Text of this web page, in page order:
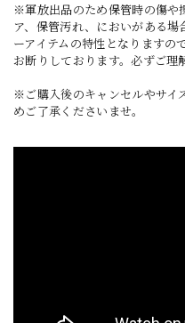
※軍放出品のため保管時の傷や
ア、保管汚れ、においがある
ーアイテムの特性となりますの
お断りしております。必ずご理
※ご購入後のキャンセルやサイ
めご了承くださいませ。